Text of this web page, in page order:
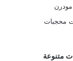
محجبات
متنوعة